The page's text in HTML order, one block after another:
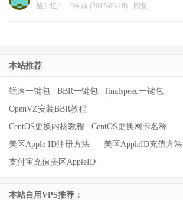
拾丿忆丶 9年前 (2017-06-18) 回复
本站推荐
锐速一键包 BBR一键包
finalspeed一键包
OpenVZ安装BBR教程
CentOS更换内核教程
CentOS更换网卡名称
美区Apple ID注册方法
美区AppleID充值方法
支付宝充值美区AppleID
本站自用VPS推荐：